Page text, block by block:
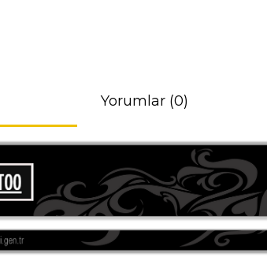
Yorumlar (0)